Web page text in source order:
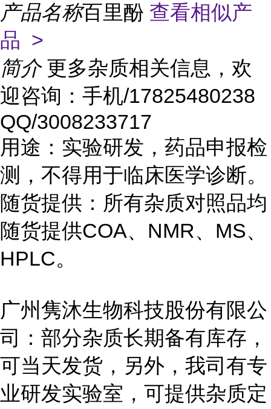
产品名称百里酚 查看相似产
品 >
简介 更多杂质相关信息，欢
迎咨询：手机/17825480238
QQ/3008233717
用途：实验研发，药品申报检
测，不得用于临床医学诊断。
随货提供：所有杂质对照品均
随货提供COA、NMR、MS、
HPLC。
广州隽沐生物科技股份有限公
司：部分杂质长期备有库存，
可当天发货，另外，我司有专
业研发实验室，可提供杂质定